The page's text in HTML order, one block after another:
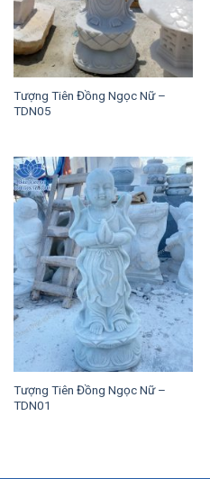
Tượng Tiên Đồng Ngọc Nữ –
TDN05
Tượng Tiên Đồng Ngọc Nữ –
TDN01